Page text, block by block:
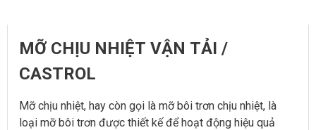
MỠ CHỊU NHIỆT VẬN TẢI /
CASTROL
Mỡ chịu nhiệt, hay còn gọi là mỡ bôi trơn chịu nhiệt, là
loại mỡ bôi trơn được thiết kế để hoạt động hiệu quả